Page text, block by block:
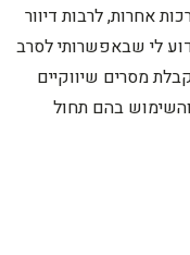
אחרות, לרבות דיוור
לי שבאפשרותי לסרב
מסרים שיווקיים
בהם תחול